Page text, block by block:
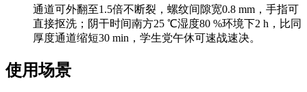
通道可外翻至1.5倍不断裂，螺纹间隙宽0.8 mm，手指可
直接抠洗；阴干时间南方25 ℃湿度80 %环境下2 h，比同
厚度通道缩短30 min，学生党午休可速战速决。
使用场景